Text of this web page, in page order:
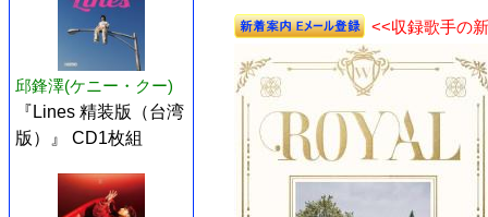
邱鋒澤(ケニー・クー)
『Lines 精装版（台湾
版）』 CD1枚組
<<収録歌手の